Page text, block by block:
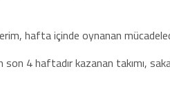
hafta içinde oynanan
son 4 haftadır kazanan takımı,